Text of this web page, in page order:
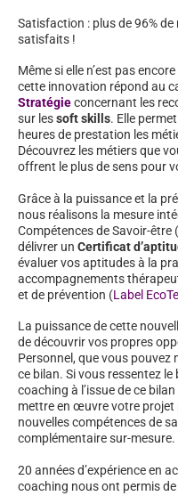
Satisfaction : plus de 96%
satisfaits !
Même si elle n’est pas
cette innovation répond au
Stratégieconcernant les
sur lessoft skills. Elle
heures de prestation les
Découvrez les métiers que
offrent le plus de sens pour
Grâce à la puissance et la
nous réalisons la mesure
Compétences de Savoir-
délivrer un Certificat
évaluer vos aptitudes à la
accompagnements
et de prévention (Label
La puissance de cette
de découvrir vos propres
Personnel, que vous
ce bilan. Si vous ressentez
coaching à l’issue de ce
mettre en œuvre votre projet
nouvelles compétences de
complémentaire sur-mesure.
20 années d’expérience en
coaching nous ont permis